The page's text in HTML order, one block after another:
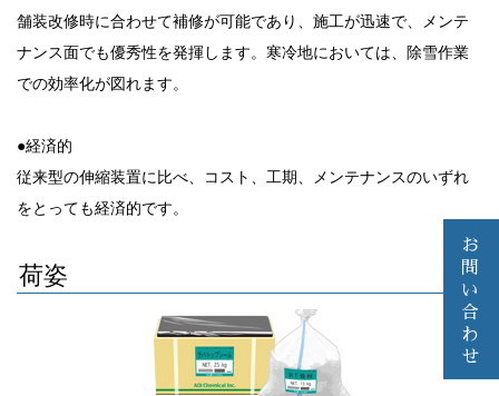
お
問
い
合
わ
せ
舗装改修時に合わせて補修が可能であり、施工が迅速で、メンテ
ナンス面でも優秀性を発揮します。寒冷地においては、除雪作業
での効率化が図れます。
●経済的
従来型の伸縮装置に比べ、コスト、工期、メンテナンスのいずれ
をとっても経済的です。
荷姿